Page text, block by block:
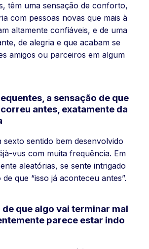
têm uma sensação de conforto,
com pessoas novas que mais à
altamente confiáveis, e de uma
de alegria e que acabam se
amigos ou parceiros em algum
a sensação de que
antes, exatamente da
sexto sentido bem desenvolvido
vus com muita frequência. Em
aleatórias, se sente intrigado
que “isso já aconteceu antes”.
de que algo vai terminar mal
parece estar indo